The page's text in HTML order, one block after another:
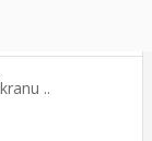
..